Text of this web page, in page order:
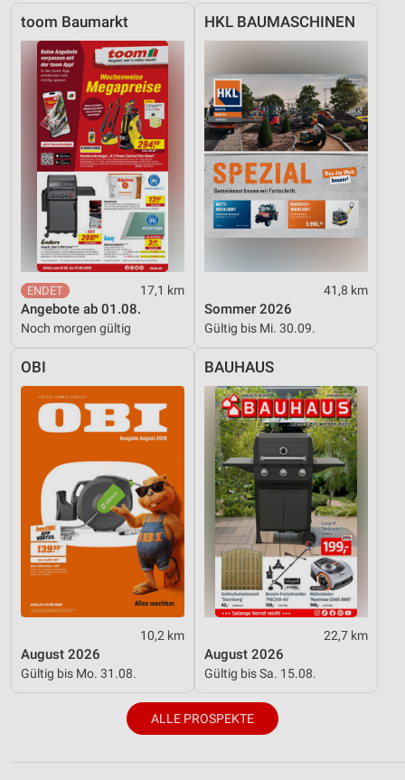
toom Baumarkt
17,1 km
Angebote ab 01.08.
Noch morgen gültig
HKL BAUMASCHINEN
41,8 km
Sommer 2026
Gültig bis Mi. 30.09.
OBI
10,2 km
August 2026
Gültig bis Mo. 31.08.
BAUHAUS
22,7 km
August 2026
Gültig bis Sa. 15.08.
ALLE PROSPEKTE
Werbung